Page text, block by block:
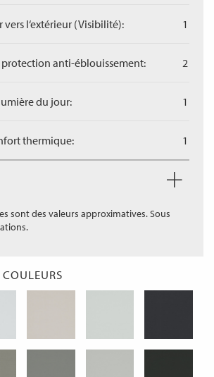
vers l‘extérieur (Visibilité): 1
anti-éblouissement: 2
du jour: 1
thermique: 1
sont des valeurs approximatives. Sous